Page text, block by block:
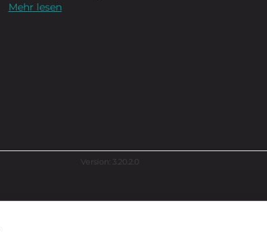
Mehr lesen
Version: 3.20.2.0